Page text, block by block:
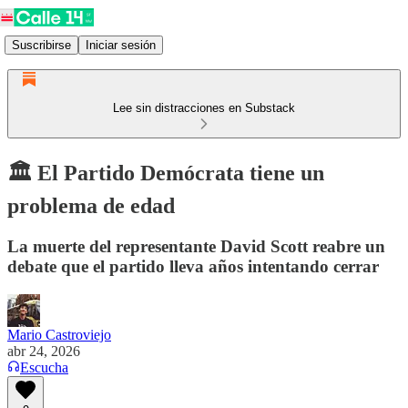
Suscribirse Iniciar sesión
Lee sin distracciones en Substack
🏛️ El Partido Demócrata tiene un
problema de edad
La muerte del representante David Scott reabre un
debate que el partido lleva años intentando cerrar
Mario Castroviejo
abr 24, 2026
Escucha